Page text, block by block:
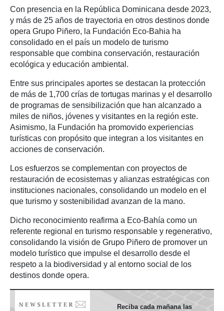
Con presencia en la República Dominicana desde 2023,
y más de 25 años de trayectoria en otros destinos donde
opera Grupo Piñero, la Fundación Eco-Bahia ha
consolidado en el país un modelo de turismo
responsable que combina conservación, restauración
ecológica y educación ambiental.
Entre sus principales aportes se destacan la protección
de más de 1,700 crías de tortugas marinas y el desarrollo
de programas de sensibilización que han alcanzado a
miles de niños, jóvenes y visitantes en la región este.
Asimismo, la Fundación ha promovido experiencias
turísticas con propósito que integran a los visitantes en
acciones de conservación.
Los esfuerzos se complementan con proyectos de
restauración de ecosistemas y alianzas estratégicas con
instituciones nacionales, consolidando un modelo en el
que turismo y sostenibilidad avanzan de la mano.
Dicho reconocimiento reafirma a Eco-Bahía como un
referente regional en turismo responsable y regenerativo,
consolidando la visión de Grupo Piñero de promover un
modelo turístico que impulse el desarrollo desde el
respeto a la biodiversidad y al entorno social de los
destinos donde opera.
Reciba cada mañana las